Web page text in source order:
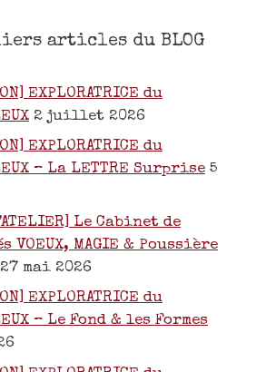
articles du BLOG
EXPLORATRICE du
2 juillet 2026
EXPLORATRICE du
– La LETTRE Surprise 5
Le Cabinet de
MAGIE & Poussière
27 mai 2026
EXPLORATRICE du
– Le Fond & les Formes